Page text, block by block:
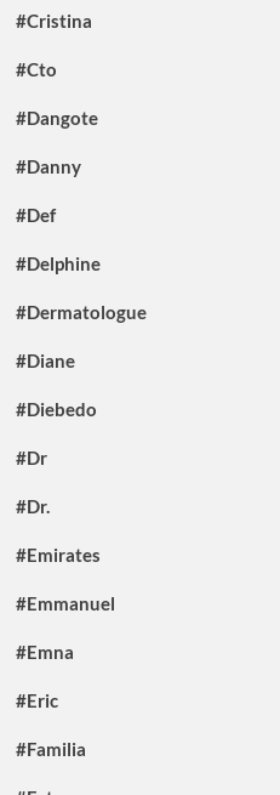
#Cristina
#Cto
#Dangote
#Danny
#Def
#Delphine
#Dermatologue
#Diane
#Diebedo
#Dr
#Dr.
#Emirates
#Emmanuel
#Emna
#Eric
#Familia